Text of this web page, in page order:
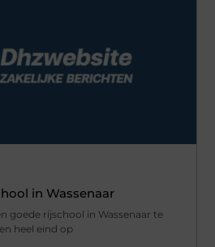
in Wassenaar
goede rijschool in Wassenaar te
heel eind op